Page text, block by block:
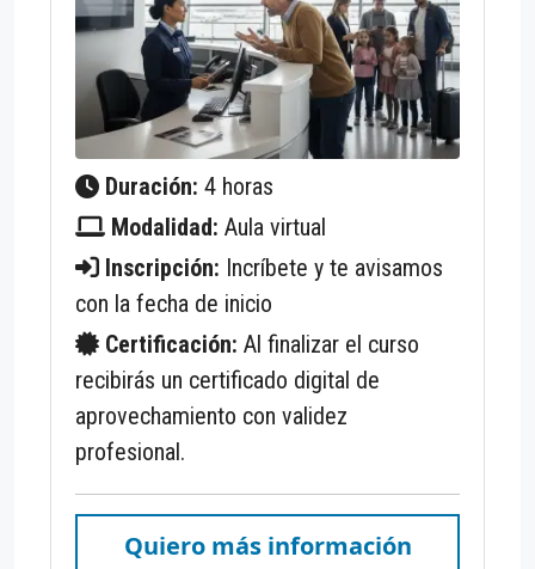
Duración: 4 horas
Modalidad: Aula virtual
Inscripción: Incríbete y te avisamos
con la fecha de inicio
Certificación: Al finalizar el curso
recibirás un certificado digital de
aprovechamiento con validez
profesional.
Quiero más información